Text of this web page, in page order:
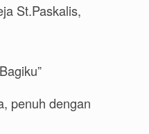
St.Paskalis,
penuh dengan